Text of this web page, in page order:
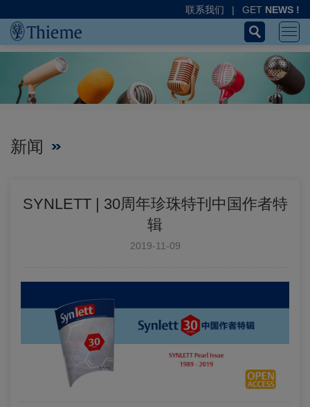
联系我们 | GET NEWS !
新闻
SYNLETT | 30周年珍珠特刊中国作者特
辑
2019-11-09